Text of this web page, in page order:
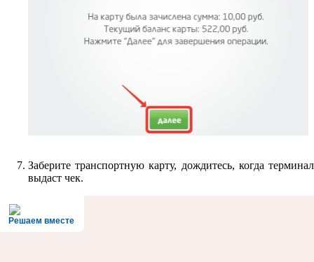
Заберите транспортную карту, дождитесь, когда терминал
выдаст чек.
Решаем вместе